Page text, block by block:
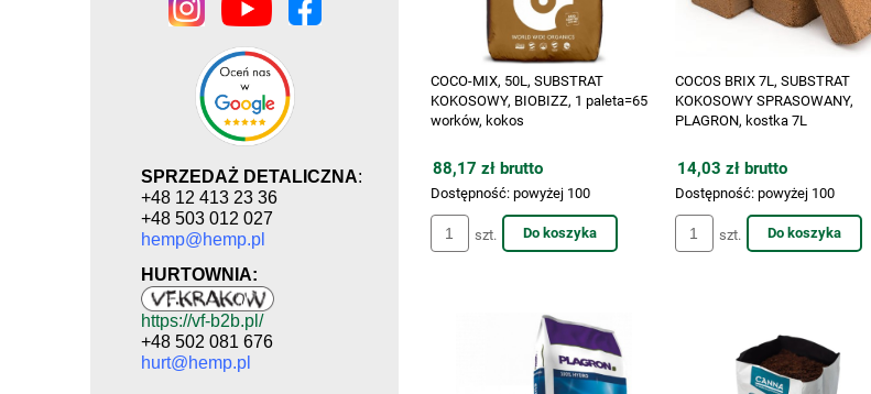
SPRZEDAŻ DETALICZNA:
+48 12 413 23 36
+48 503 012 027
hemp@hemp.pl
HURTOWNIA:
https://vf-b2b.pl/
+48 502 081 676
hurt@hemp.pl
COCO-MIX, 50L, SUBSTRAT
KOKOSOWY, BIOBIZZ, 1 paleta=65
worków, kokos
88,17 zł brutto
Dostępność: powyżej 100
szt. Do koszyka
COCOS BRIX 7L, SUBSTRAT
KOKOSOWY SPRASOWANY,
PLAGRON, kostka 7L
14,03 zł brutto
Dostępność: powyżej 100
szt. Do koszyka